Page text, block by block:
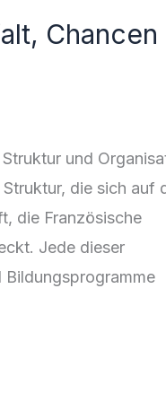
Chancen
und
die sich auf
die Französische
Jede dieser
Bildungsprogramme